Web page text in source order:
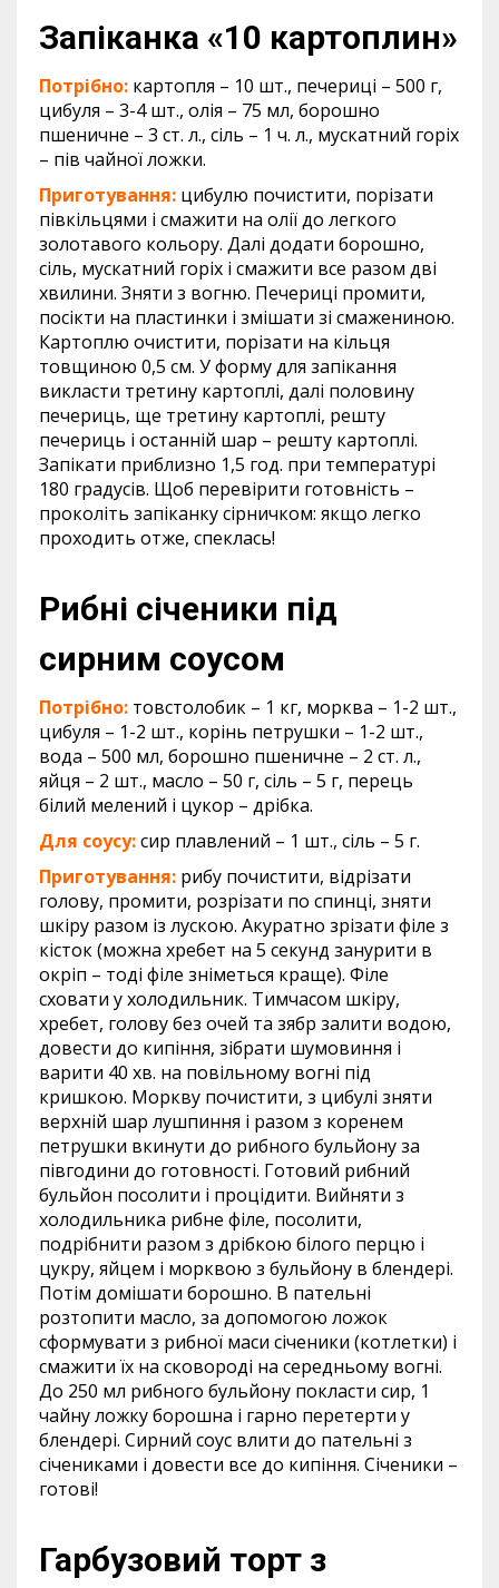
Запіканка «10 картоплин»
Потрібно: картопля – 10 шт., печериці – 500 г,
цибуля – 3-4 шт., олія – 75 мл, борошно
пшеничне – 3 ст. л., сіль – 1 ч. л., мускатний горіх
– пів чайної ложки.
Приготування: цибулю почистити, порізати
півкільцями і смажити на олії до легкого
золотавого кольору. Далі додати борошно,
сіль, мускатний горіх і смажити все разом дві
хвилини. Зняти з вогню. Печериці промити,
посікти на пластинки і змішати зі смажениною.
Картоплю очистити, порізати на кільця
товщиною 0,5 см. У форму для запікання
викласти третину картоплі, далі половину
печериць, ще третину картоплі, решту
печериць і останній шар – решту картоплі.
Запікати приблизно 1,5 год. при температурі
180 градусів. Щоб перевірити готовність –
проколіть запіканку сірничком: якщо легко
проходить отже, спеклась!
Рибні січеники під
сирним соусом
Потрібно: товстолобик – 1 кг, морква – 1-2 шт.,
цибуля – 1-2 шт., корінь петрушки – 1-2 шт.,
вода – 500 мл, борошно пшеничне – 2 ст. л.,
яйця – 2 шт., масло – 50 г, сіль – 5 г, перець
білий мелений і цукор – дрібка.
Для соусу:сир плавлений – 1 шт., сіль – 5 г.
Приготування: рибу почистити, відрізати
голову, промити, розрізати по спинці, зняти
шкіру разом із лускою. Акуратно зрізати філе з
кісток (можна хребет на 5 секунд занурити в
окріп – тоді філе зніметься краще). Філе
сховати у холодильник. Тимчасом шкіру,
хребет, голову без очей та зябр залити водою,
довести до кипіння, зібрати шумовиння і
варити 40 хв. на повільному вогні під
кришкою. Моркву почистити, з цибулі зняти
верхній шар лушпиння і разом з коренем
петрушки вкинути до рибного бульйону за
півгодини до готовності. Готовий рибний
бульйон посолити і процідити. Вийняти з
холодильника рибне філе, посолити,
подрібнити разом з дрібкою білого перцю і
цукру, яйцем і морквою з бульйону в блендері.
Потім домішати борошно. В пательні
розтопити масло, за допомогою ложок
сформувати з рибної маси січеники (котлетки) і
смажити їх на сковороді на середньому вогні.
До 250 мл рибного бульйону покласти сир, 1
чайну ложку борошна і гарно перетерти у
блендері. Сирний соус влити до пательні з
січениками і довести все до кипіння. Січеники –
готові!
Гарбузовий торт з